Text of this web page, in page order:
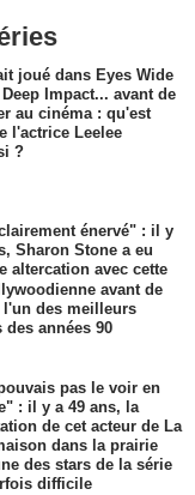
joué dans Eyes Wide
Impact... avant de
au cinéma : qu'est
l'actrice Leelee
?
énervé" : il y
Sharon Stone a eu
altercation avec cette
avant de
l'un des meilleurs
années 90
pas le voir en
: il y a 49 ans, la
de cet acteur de La
dans la prairie
des stars de la série
difficile